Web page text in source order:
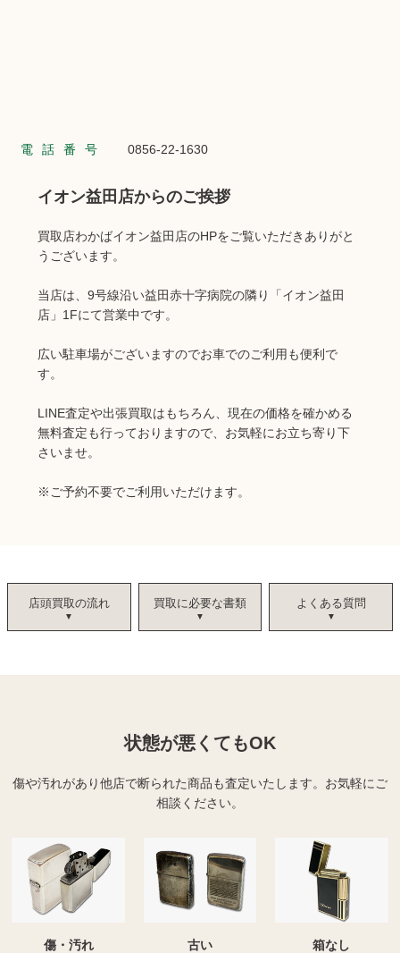
電話番号 0856-22-1630
イオン益田店からのご挨拶
買取店わかばイオン益田店のHPをご覧いただきありがと
うございます。
当店は、9号線沿い益田赤十字病院の隣り「イオン益田
店」1Fにて営業中です。
広い駐車場がございますのでお車でのご利用も便利で
す。
LINE査定や出張買取はもちろん、現在の価格を確かめる
無料査定も行っておりますので、お気軽にお立ち寄り下
さいませ。
※ ご予約不要でご利用いただけます。
店頭買取の流れ 買取に必要な書類 よくある質問
状態が悪くてもOK
傷や汚れがあり他店で断られた商品も査定いたします。 お気軽にご
相談ください。
傷・汚れ 古い 箱なし